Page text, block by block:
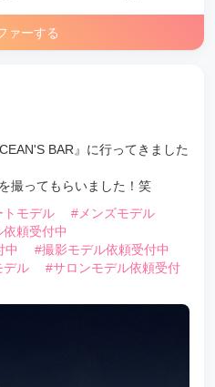
ァーする
BAR』に行ってきました
撮ってもらいました！笑
トモデル
#メンズモデル
頼受付中
中
#撮影モデル依頼受付中
デル
#サロンモデル依頼受付